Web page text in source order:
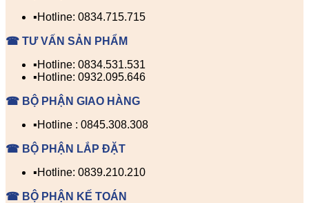
▪️Hotline: 0834.715.715
☎ TƯ VẤN SẢN PHẨM
▪️Hotline: 0834.531.531
▪️Hotline: 0932.095.646
☎ BỘ PHẬN GIAO HÀNG
▪️Hotline : 0845.308.308
☎ BỘ PHẬN LẮP ĐẶT
▪️Hotline: 0839.210.210
☎ BỘ PHẬN KẾ TOÁN